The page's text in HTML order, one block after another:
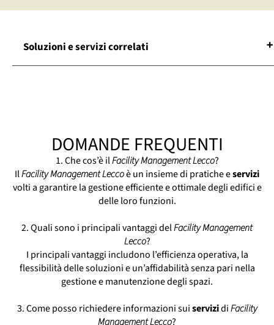
Soluzioni e servizi correlati
Facility Manager Lecco
Gestione Immobili Conto Terzi Lecco
Gestione Immobiliare Lecco
Gestione Manutenzione Immobili Lecco
Gestione Patrimoni Immobiliari Lecco
Property Manager Lecco
Real Estate Lecco
Società Di Property Management Lecco
Studio Amministrativo Immobiliare Lecco
DOMANDE FREQUENTI
1. Che cos’è ilFacility Management Lecco?
IlFacility Management Leccoè un insieme di pratiche eservizi
volti a garantire la gestione efficiente e ottimale degli edifici e
delle loro funzioni.
2. Quali sono i principali vantaggi delFacility Management
Lecco?
I principali vantaggi includono l’efficienza operativa, la
flessibilità delle soluzioni e un’affidabilità senza pari nella
gestione e manutenzione degli spazi.
3. Come posso richiedere informazioni suiservizidiFacility
Management Lecco?